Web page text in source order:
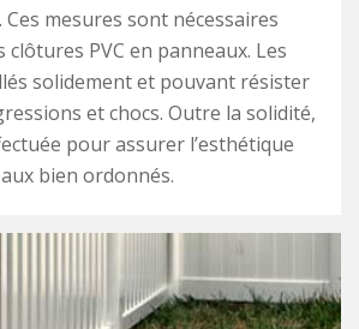
mesures sont nécessaires
clôtures PVC en panneaux. Les
solidement et pouvant résister
et chocs. Outre la solidité,
pour assurer l’esthétique
bien ordonnés.